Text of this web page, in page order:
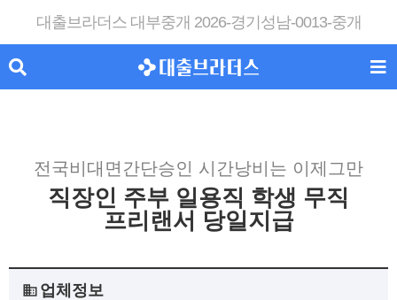
대출브라더스 대부중개 2026-경기성남-0013-중개
전국비대면간단승인 시간낭비는 이제그만
직장인 주부 일용직 학생 무직
프리랜서 당일지급
업체정보